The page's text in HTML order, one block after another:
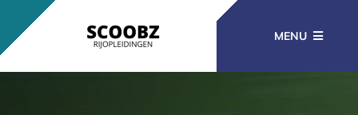
naar
inhoud
MENU